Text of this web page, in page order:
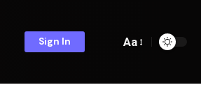
Sign In Aa